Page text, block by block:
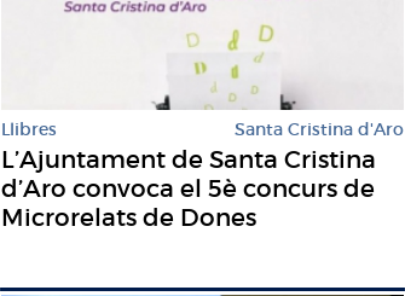
Llibres Santa Cristina d'Aro
L’Ajuntament de Santa Cristina
d’Aro convoca el 5è concurs de
Microrelats de Dones